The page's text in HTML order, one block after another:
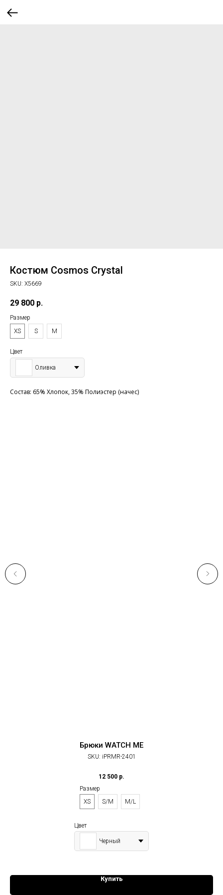
Костюм Cosmos Crystal
SKU: X5669
29 800 р.
Размер
XS
S M
Цвет
Оливка
Состав: 65% Хлопок, 35% Полиэстер (начес)
Брюки WATCH ME
SKU: iPRMR-2401
12 500 р.
Размер
XS
S/M M/L
Цвет
Черный
Купить